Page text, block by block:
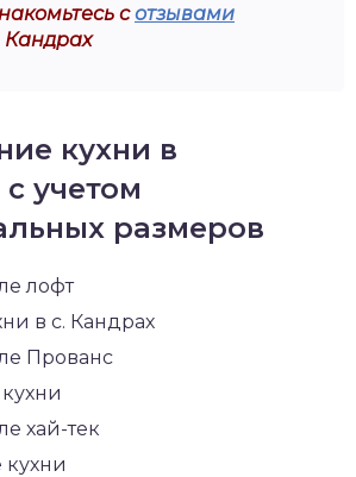
сотзывами
Кандрах
кухни в
учетом
размеров
лофт
в с. Кандрах
Прованс
хай-тек